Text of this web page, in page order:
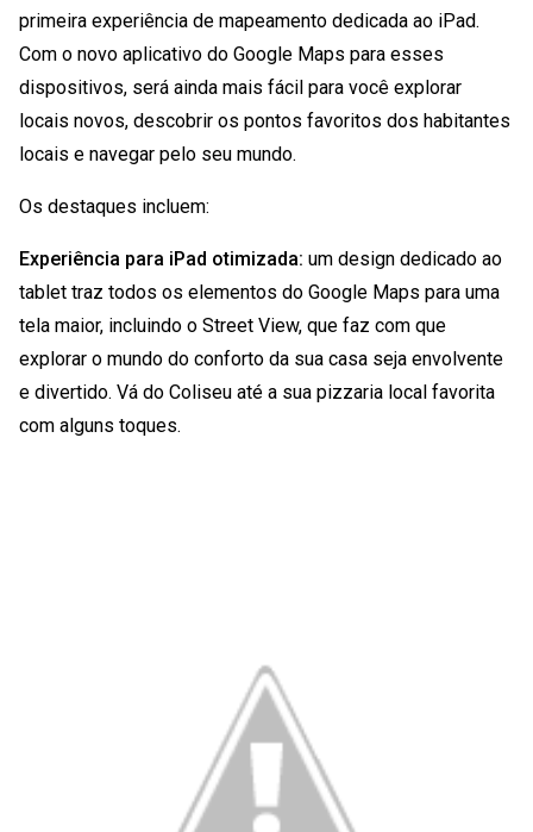
primeira experiência de mapeamento dedicada ao iPad.
Com o novo aplicativo do Google Maps para esses
dispositivos, será ainda mais fácil para você explorar
locais novos, descobrir os pontos favoritos dos habitantes
locais e navegar pelo seu mundo.
Os destaques incluem:
Experiência para iPad otimizada: um design dedicado ao
tablet traz todos os elementos do Google Maps para uma
tela maior, incluindo o Street View, que faz com que
explorar o mundo do conforto da sua casa seja envolvente
e divertido. Vá do Coliseu até a sua pizzaria local favorita
com alguns toques.